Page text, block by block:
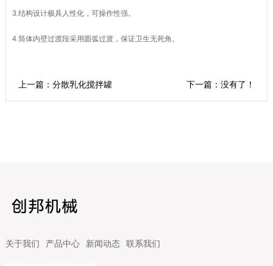
3.结构设计极具人性化，可操作性强。
4.筒体内壁过渡段采用圆弧过渡，保证卫生无死角。
上一篇：分散乳化搅拌罐 下一篇：没有了！
关于我们 产品中心 新闻动态 联系我们